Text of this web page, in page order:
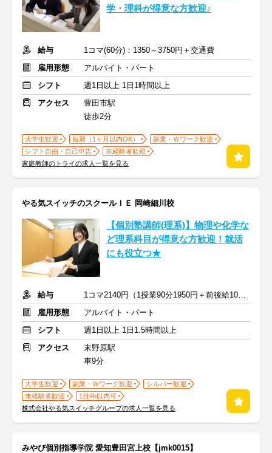
学・理科が得意な方歓迎♪
給与
1コマ(60分)：1350～3750円＋交通費
雇用形態
アルバイト・パート
シフト
週1日以上 1日1時間以上
アクセス
豊田市駅
徒歩2分
大学生歓迎 短期（1ヶ月以内OK）
副業・Ｗワーク歓迎
シフト自由・自己申告
未経験者歓迎
家庭教師のトライの求人一覧を見る
やる気スイッチのスクールＩＥ 岡崎細川校
【個別塾講師(理系)】物理や化学な
ど理系科目が得意な方歓迎！就活
にも役立つ★
給与
1コマ2140円（1授業90分1950円＋前後給10分190円）
雇用形態
アルバイト・パート
シフト
週1日以上 1日1.5時間以上
アクセス
末野原駅
車9分
大学生歓迎 副業・Ｗワーク歓迎
シルバー歓迎
未経験者歓迎
1日4h以内可
株式会社やる気スイッチグループの求人一覧を見る
みやび個別指導学院 愛知豊田宮上校【jmk0015】